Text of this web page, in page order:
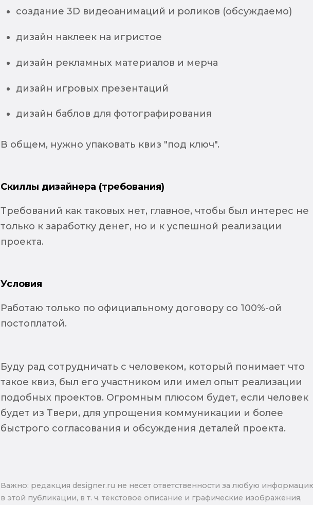
создание 3D видеоанимаций и роликов (обсуждаемо)
дизайн наклеек на игристое
дизайн рекламных материалов и мерча
дизайн игровых презентаций
дизайн баблов для фотографирования
В общем, нужно упаковать квиз "под ключ".
Скиллы дизайнера (требования)
Требований как таковых нет, главное, чтобы был интерес не
только к заработку денег, но и к успешной реализации
проекта.
Условия
Работаю только по официальному договору со 100%-ой
постоплатой.
Буду рад сотрудничать с человеком, который понимает что
такое квиз, был его участником или имел опыт реализации
подобных проектов. Огромным плюсом будет, если человек
будет из Твери, для упрощения коммуникации и более
быстрого согласования и обсуждения деталей проекта.
Важно: pедакция designer.ru не несет ответственности за любую
в этой публикации, в т. ч. текстовое описание и графические изображения,